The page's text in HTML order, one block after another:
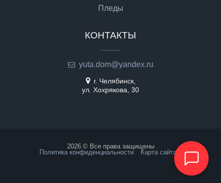
Пледы
КОНТАКТЫ
yuta.dom@yandex.ru
г. Челябинск,
ул. Хохрякова, 30
2026 © Все права защищены
Политика конфиденциальности
Карта сайта